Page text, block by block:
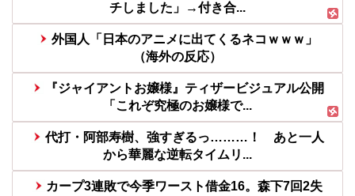
チしました」→付き合...
外国人「日本のアニメに出てくるネコｗｗｗ」
（海外の反応）
『ジャイアントお嬢様』ティザービジュアル公開
「これぞ究極のお嬢様で...
代打・阿部寿樹、強すぎるっ………！ あと一人
から華麗な逆転タイムリ...
カープ3連敗で今季ワースト借金16。森下7回2失